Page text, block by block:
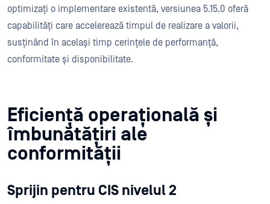
optimizați o implementare existentă, versiunea 5.15.0 oferă
capabilități care accelerează timpul de realizare a valorii,
susținând în același timp cerințele de performanță,
conformitate și disponibilitate.
Eficiență operațională și
îmbunătățiri ale
conformității
Sprijin pentru CIS nivelul 2